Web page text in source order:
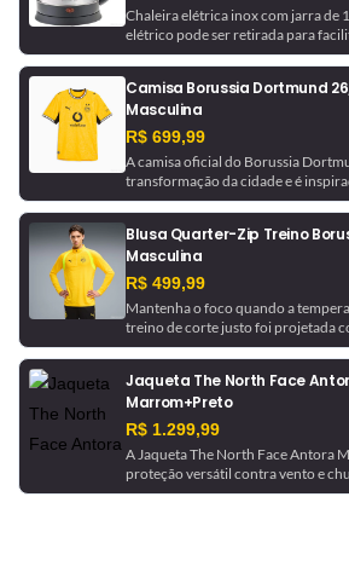
Chaleira elétrica inox com jarra de
elétrico pode ser retirada para
indicadora avisa quando a chaleira
Camisa Borussia Dortmund
Masculina
R$ 699,99
A camisa oficial do Borussia
transformação da cidade e é
que ajudaram a moldá-la. Com
usado pela equipe.
Blusa Quarter-Zip Treino
Masculina
R$ 499,99
Mantenha o foco quando a
treino de corte justo foi projetada
que absorve a umidade para ajudar
toque de inspiração futebolística.
Jaqueta The North Face
Marrom+Preto
R$ 1.299,99
A Jaqueta The North Face Antora
proteção versátil contra vento e
Feita com a tecnologia DryVent™
é impermeável, respirável e
no próprio bolso. Uma peça